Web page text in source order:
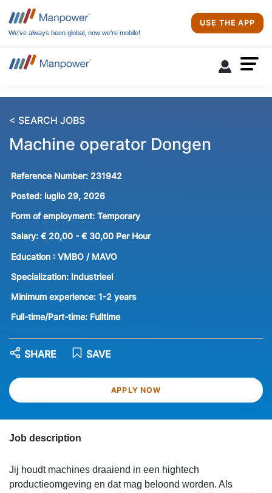
We’ve always been global, now we’re mobile!
USE THE APP
< SEARCH JOBS
Machine operator Dongen
Reference Number: 231942
Posted: luglio 29, 2026
Form of employment: Temporary
Salary: € 20,00 - € 30,00 Per Hour
Education : VMBO / MAVO
Specialization: Industrieel
Minimum experience: 1-2 years
Full-time/Part-time: Fulltime
APPLY NOW
SAVE
SHARE
Job description
Jij houdt machines draaiend in een hightech
productieomgeving en dat mag beloond worden. Als